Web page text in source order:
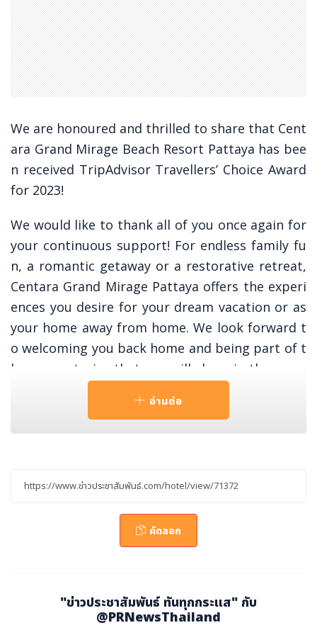
We are honoured and thrilled to share that Cent
ara Grand Mirage Beach Resort Pattaya has bee
n received TripAdvisor Travellers’ Choice Award
for 2023!
We would like to thank all of you once again for
your continuous support! For endless family fu
n, a romantic getaway or a restorative retreat,
Centara Grand Mirage Pattaya offers the experi
ences you desire for your dream vacation or as
your home away from home. We look forward t
o welcoming you back home and being part of t
he many stories that you will share in the years
Centara Grand Mirage Beach Resort Pattay
k with pools, waterfalls, water slides, a lazy rive
has separate zones for the young ones and the
teens. Discover our Lost World Adventure Land.
es. Centara Grand Mirage Pattaya, The Place to
อ่านต่อ
คัดลอก
"ข่าวประชาสัมพันธ์ ทันทุกกระแส" กับ
@PRNewsThailand